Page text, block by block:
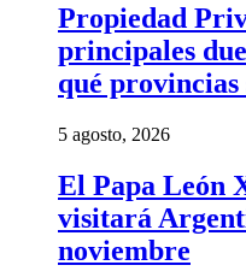
Propiedad
principales
qué provincias
5 agosto, 2026
El Papa León
visitará
noviembre